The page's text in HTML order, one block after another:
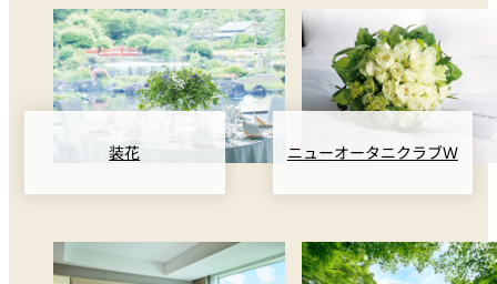
装花 ニューオータニクラブＷ